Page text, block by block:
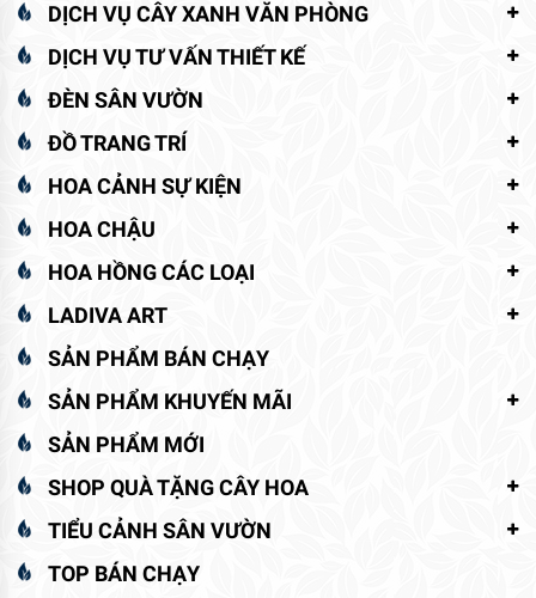
DỊCH VỤ CÂY XANH VĂN PHÒNG
DỊCH VỤ TƯ VẤN THIẾT KẾ
ĐÈN SÂN VƯỜN
ĐỒ TRANG TRÍ
HOA CẢNH SỰ KIỆN
HOA CHẬU
HOA HỒNG CÁC LOẠI
LADIVA ART
SẢN PHẨM BÁN CHẠY
SẢN PHẨM KHUYẾN MÃI
SẢN PHẨM MỚI
SHOP QUÀ TẶNG CÂY HOA
TIỂU CẢNH SÂN VƯỜN
TOP BÁN CHẠY